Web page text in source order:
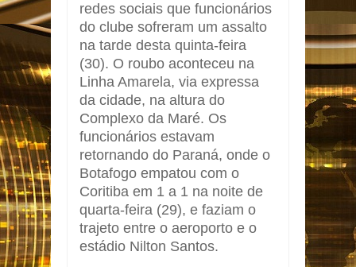
redes sociais que funcionários
do clube sofreram um assalto
na tarde desta quinta-feira
(30). O roubo aconteceu na
Linha Amarela, via expressa
da cidade, na altura do
Complexo da Maré. Os
funcionários estavam
retornando do Paraná, onde o
Botafogo empatou com o
Coritiba em 1 a 1 na noite de
quarta-feira (29), e faziam o
trajeto entre o aeroporto e o
estádio Nilton Santos.